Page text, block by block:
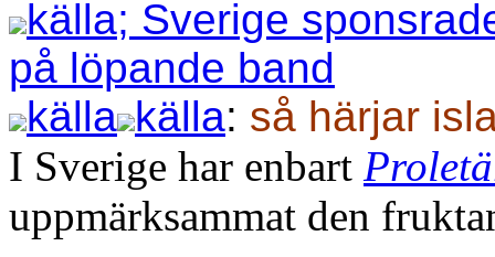
källa; Sverige
på löpande band
källa källa: så härjar
I Sverige har enbart
uppmärksammat den